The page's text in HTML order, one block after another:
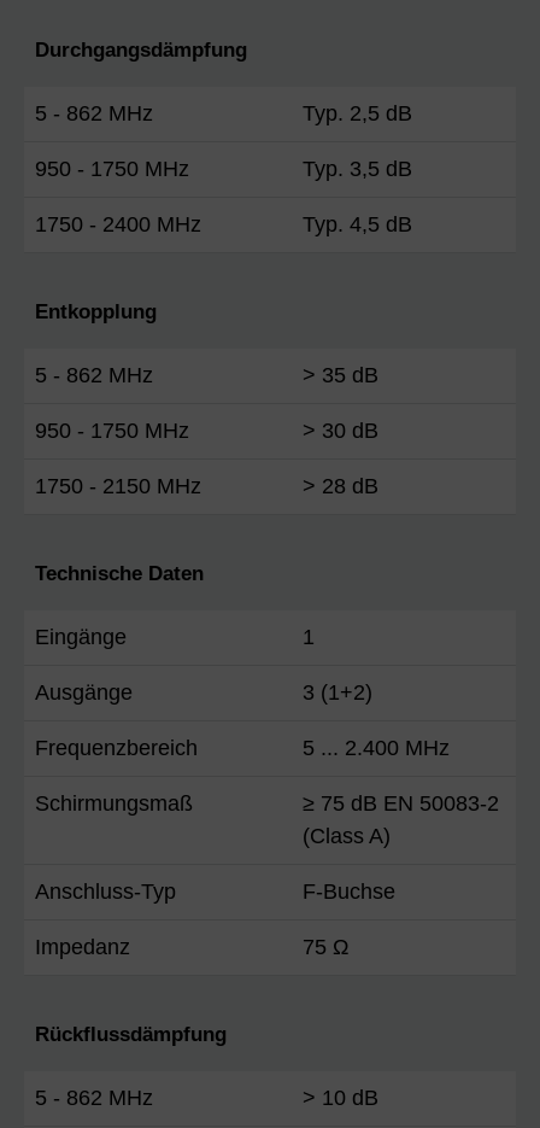
Durchgangsdämpfung
5 - 862 MHz Typ. 2,5 dB
950 - 1750 MHz Typ. 3,5 dB
1750 - 2400 MHz Typ. 4,5 dB
Entkopplung
5 - 862 MHz > 35 dB
950 - 1750 MHz > 30 dB
1750 - 2150 MHz > 28 dB
Technische Daten
Eingänge 1
Ausgänge 3 (1+2)
Frequenzbereich 5 ... 2.400 MHz
Schirmungsmaß
≥ 75 dB EN 50083-2
(Class A)
Anschluss-Typ F-Buchse
Impedanz 75 Ω
Rückflussdämpfung
5 - 862 MHz > 10 dB